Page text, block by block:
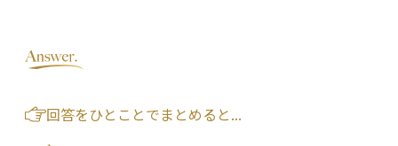
回答をひとことでまとめると...